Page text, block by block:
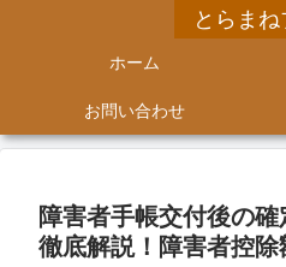
とらま
ホーム
お問い合わせ
障害者手帳交付後の
徹底解説！障害者控除